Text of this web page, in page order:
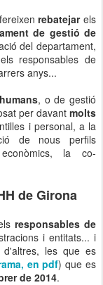
rebatejarels
de gestió de
del departament,
responsables de
anys...
, o de gestió
per davantmolts
i personal, a la
de nous perfils
la co-
de Girona
responsables de
i entitats... i
d'altres, les que es
en pdf) que es
de 2014.